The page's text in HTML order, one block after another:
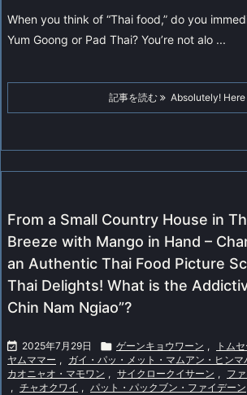
When you think of “Thai food,” do you
Yum Goong or Pad Thai? You’re not alo ...
記事を読む Absolutely! Here
From a Small Country House in
Breeze with Mango in Hand –
an Authentic Thai Food Picture
Thai Delights! What is the
Chin Nam Ngiao”?
 2025年7月29日  ゲーンキョウワーン , トム
ヤムママー , ガイ・パッ・メット・マムアン・ヒンマ
カオニャオ・マモワン , サイクロークイサーン , フ
, チャオクワイ , パット・パックブン・ファイデーン